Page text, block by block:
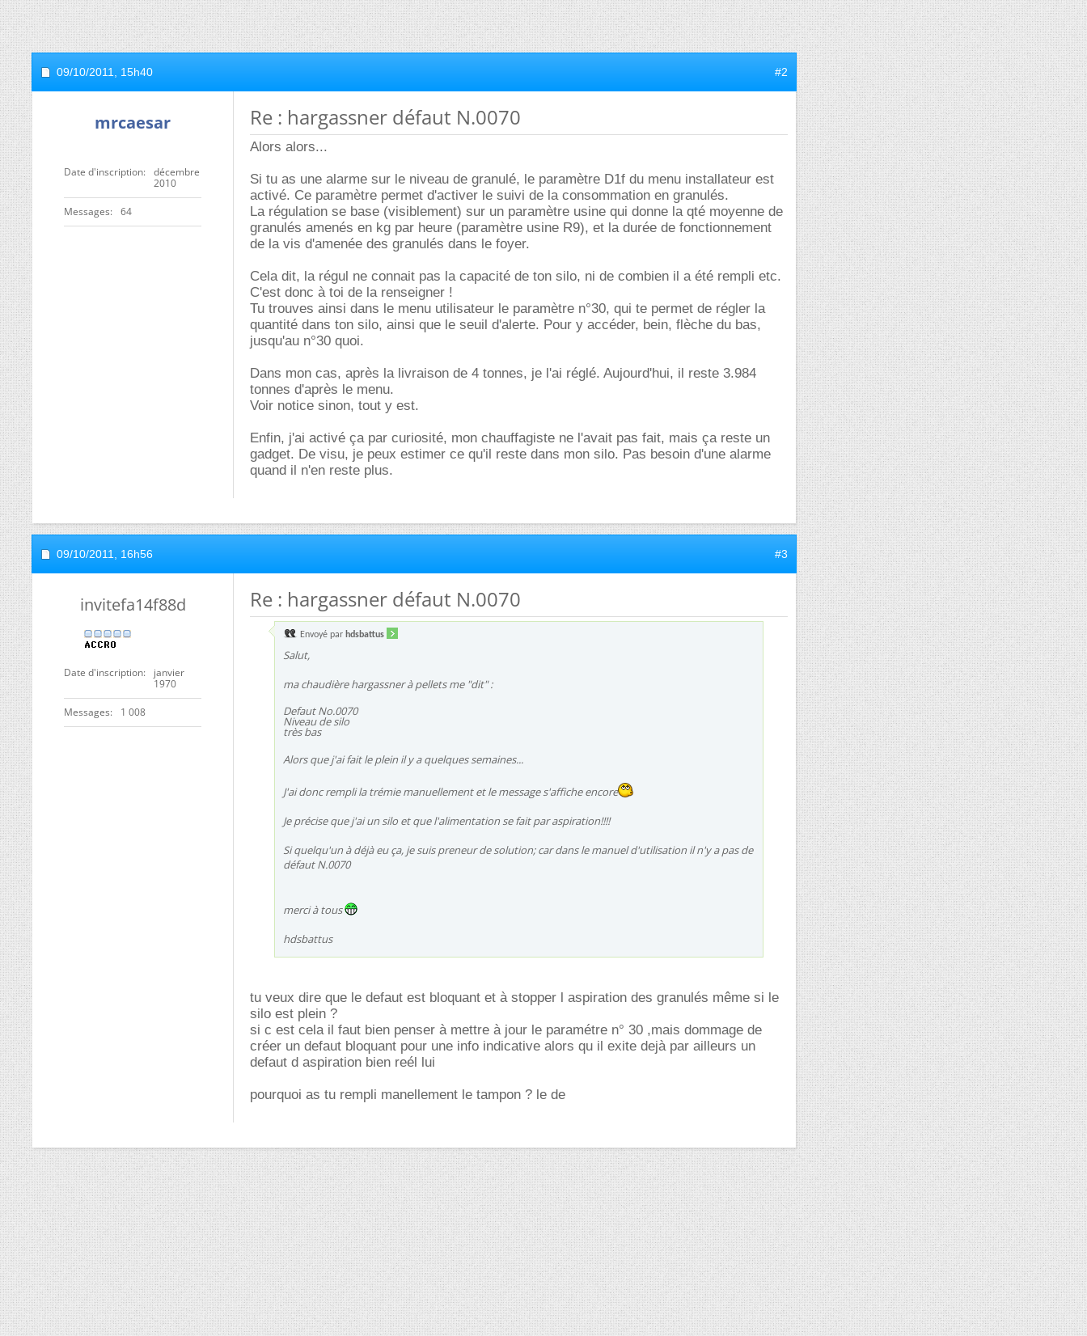
09/10/2011, 15h40 #2
mrcaesar
Date d'inscription
décembre
2010
Messages 64
Re : hargassner défaut N.0070
Alors alors...
Si tu as une alarme sur le niveau de granulé, le paramètre D1f du menu installateur est
activé. Ce paramètre permet d'activer le suivi de la consommation en granulés.
La régulation se base (visiblement) sur un paramètre usine qui donne la qté moyenne de
granulés amenés en kg par heure (paramètre usine R9), et la durée de fonctionnement
de la vis d'amenée des granulés dans le foyer.
Cela dit, la régul ne connait pas la capacité de ton silo, ni de combien il a été rempli etc.
C'est donc à toi de la renseigner !
Tu trouves ainsi dans le menu utilisateur le paramètre n°30, qui te permet de régler la
quantité dans ton silo, ainsi que le seuil d'alerte. Pour y accéder, bein, flèche du bas,
jusqu'au n°30 quoi.
Dans mon cas, après la livraison de 4 tonnes, je l'ai réglé. Aujourd'hui, il reste 3.984
tonnes d'après le menu.
Voir notice sinon, tout y est.
Enfin, j'ai activé ça par curiosité, mon chauffagiste ne l'avait pas fait, mais ça reste un
gadget. De visu, je peux estimer ce qu'il reste dans mon silo. Pas besoin d'une alarme
quand il n'en reste plus.
09/10/2011, 16h56 #3
invitefa14f88d
Date d'inscription
janvier
1970
Messages 1 008
Re : hargassner défaut N.0070
Envoyé par hdsbattus
Salut,
ma chaudière hargassner à pellets me "dit" :
Defaut No.0070
Niveau de silo
très bas
Alors que j'ai fait le plein il y a quelques semaines...
J'ai donc rempli la trémie manuellement et le message s'affiche encore
Je précise que j'ai un silo et que l'alimentation se fait par aspiration!!!!
Si quelqu'un à déjà eu ça, je suis preneur de solution; car dans le manuel d'utilisation il n'y a pas de
défaut N.0070
merci à tous
hdsbattus
tu veux dire que le defaut est bloquant et à stopper l aspiration des granulés même si le
silo est plein ?
si c est cela il faut bien penser à mettre à jour le paramétre n° 30 ,mais dommage de
créer un defaut bloquant pour une info indicative alors qu il exite dejà par ailleurs un
defaut d aspiration bien reél lui
pourquoi as tu rempli manellement le tampon ? le de